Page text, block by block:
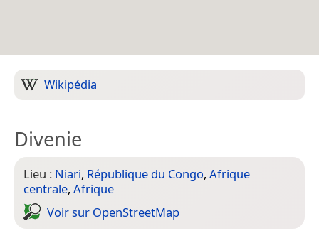
Wikipédia
Divenie
Lieu : Niari, République du Congo, Afrique
centrale, Afrique
Voir sur Open­Street­Map